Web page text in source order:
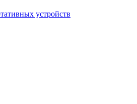
устройств